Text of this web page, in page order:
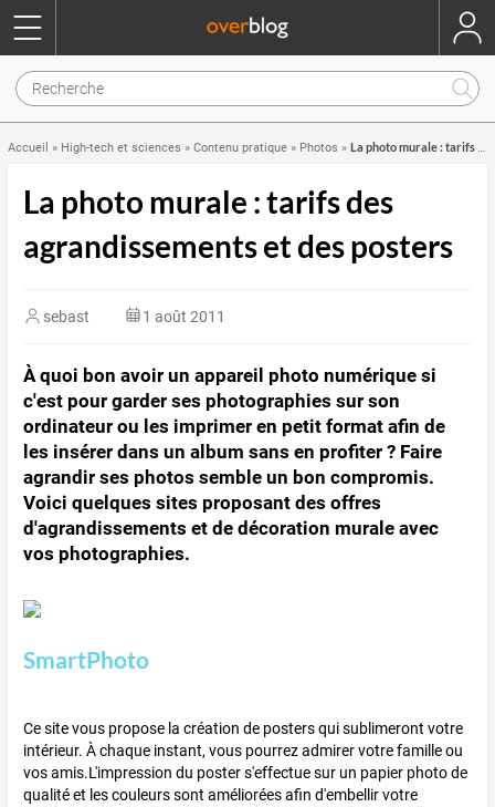
Accueil » High-tech et sciences » Contenu pratique » Photos » La photo murale : tarifs des agrandissements et des posters
La photo murale : tarifs des
agrandissements et des posters
sebast 1 août 2011
À quoi bon avoir un appareil photo numérique si
c'est pour garder ses photographies sur son
ordinateur ou les imprimer en petit format afin de
les insérer dans un album sans en profiter ? Faire
agrandir ses photos semble un bon compromis.
Voici quelques sites proposant des offres
d'agrandissements et de décoration murale avec
vos photographies.
SmartPhoto
Ce site vous propose la création de posters qui sublimeront votre
intérieur. À chaque instant, vous pourrez admirer votre famille ou
vos amis.L'impression du poster s'effectue sur un papier photo de
qualité et les couleurs sont améliorées afin d'embellir votre